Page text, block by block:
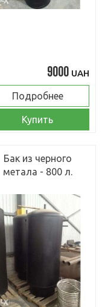
9000 UAH
Подробнее
Купить
Бак из черного
метала - 800 л.